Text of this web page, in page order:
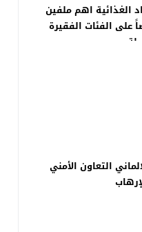
الغذائية اهم ملفين
على الفئات الفقيرة
التعاون الأمني